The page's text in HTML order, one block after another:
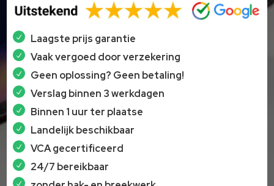
Laagste prijs garantie
Vaak vergoed door verzekering
Geen oplossing? Geen betaling!
Verslag binnen 3 werkdagen
Binnen 1 uur ter plaatse
Landelijk beschikbaar
VCA gecertificeerd
24/7 bereikbaar